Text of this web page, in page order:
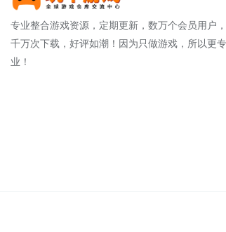
专业整合游戏资源，定期更新，数万个会员用户，
千万次下载，好评如潮！因为只做游戏，所以更专
业！